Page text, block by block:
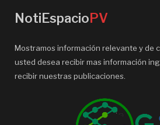
NotiEspacioPV
Mostramos información relevante y de
usted desea recibir mas información
recibir nuestras publicaciones.